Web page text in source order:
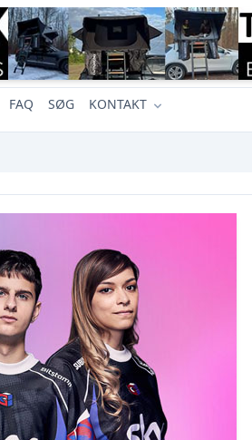
FAQ SØG KONTAKT